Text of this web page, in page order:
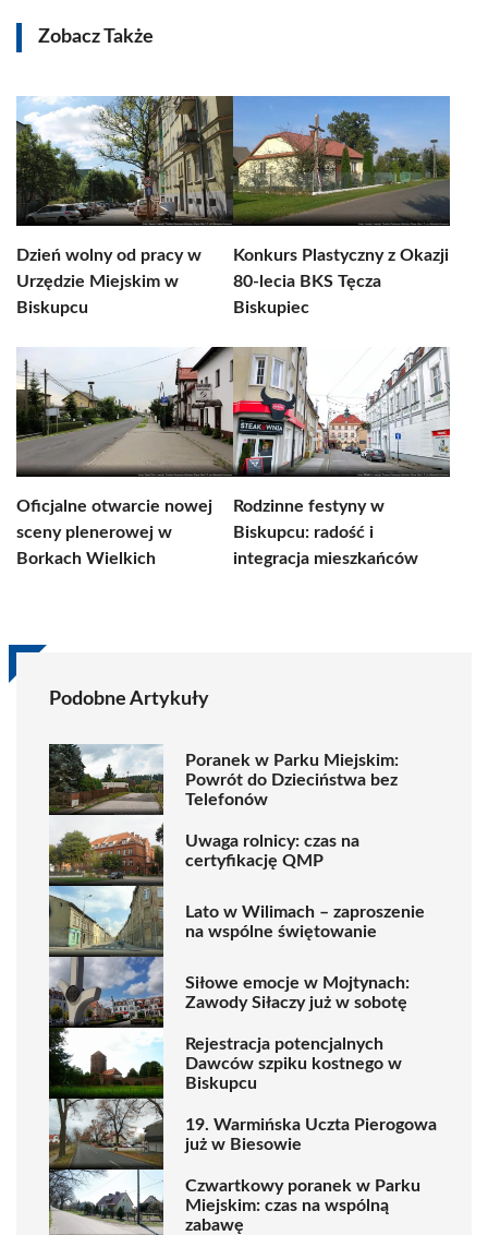
Zobacz Także
Dzień wolny od pracy w
Urzędzie Miejskim w
Biskupcu
Konkurs Plastyczny z Okazji
80-lecia BKS Tęcza
Biskupiec
Oficjalne otwarcie nowej
sceny plenerowej w
Borkach Wielkich
Rodzinne festyny w
Biskupcu: radość i
integracja mieszkańców
Podobne Artykuły
Poranek w Parku Miejskim:
Powrót do Dzieciństwa bez
Telefonów
Uwaga rolnicy: czas na
certyfikację QMP
Lato w Wilimach – zaproszenie
na wspólne świętowanie
Siłowe emocje w Mojtynach:
Zawody Siłaczy już w sobotę
Rejestracja potencjalnych
Dawców szpiku kostnego w
Biskupcu
19. Warmińska Uczta Pierogowa
już w Biesowie
Czwartkowy poranek w Parku
Miejskim: czas na wspólną
zabawę